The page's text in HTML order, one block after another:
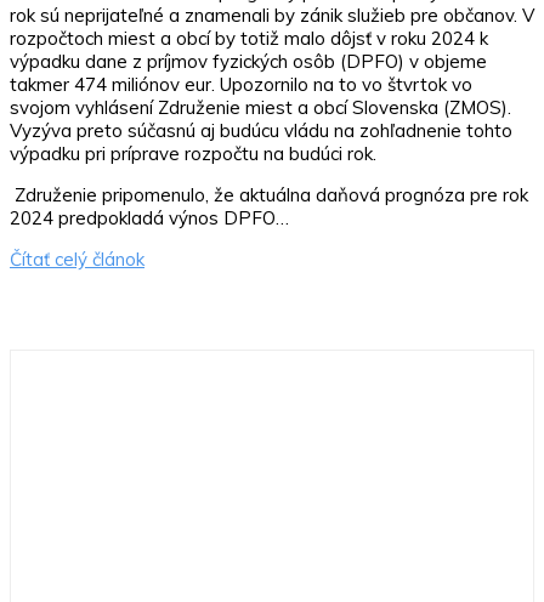
rok sú neprijateľné a znamenali by zánik služieb pre občanov. V
rozpočtoch miest a obcí by totiž malo dôjsť v roku 2024 k
výpadku dane z príjmov fyzických osôb (DPFO) v objeme
takmer 474 miliónov eur. Upozornilo na to vo štvrtok vo
svojom vyhlásení Združenie miest a obcí Slovenska (ZMOS).
Vyzýva preto súčasnú aj budúcu vládu na zohľadnenie tohto
výpadku pri príprave rozpočtu na budúci rok.
Združenie pripomenulo, že aktuálna daňová prognóza pre rok
2024 predpokladá výnos DPFO…
Čítať celý článok